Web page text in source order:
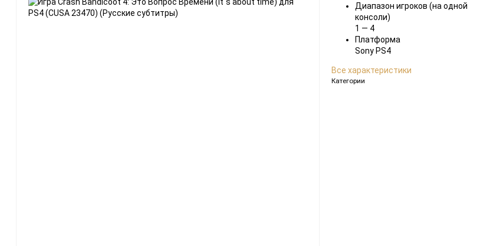
Разные Ноутбуки
Диапазон игроков (на одной
консоли)
1 — 4
Платформа
Sony PS4
Все характеристики
Категории